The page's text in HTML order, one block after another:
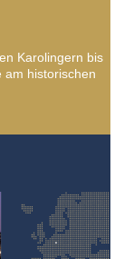
Karolingern bis
am historischen